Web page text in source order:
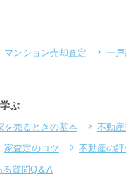
マンション売却査定
一
ぶ
を売るときの基本
不動
家査定のコツ
不動産の
る質問Q＆A